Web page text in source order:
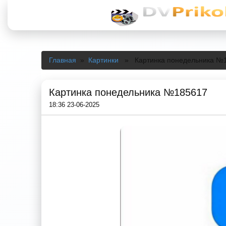
Главная » Картинки » Картинка понедельника
Картинка понедельника №185617
18:36 23-06-2025